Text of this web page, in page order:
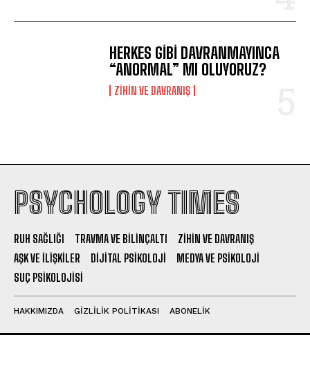
HERKES GİBİ DAVRANMAYINCA
“ANORMAL” MI OLUYORUZ?
⁠ZIHIN VE DAVRANIŞ
PSYCHOLOGY TIMES
RUH SAĞLIĞI TRAVMA VE BILINÇALTI
ZIHIN VE DAVRANIŞ
AŞK VE İLIŞKILER
DIJITAL PSIKOLOJI
MEDYA VE PSIKOLOJI
SUÇ PSIKOLOJISI
HAKKIMIZDA GIZLILIK POLITIKASI ABONELIK